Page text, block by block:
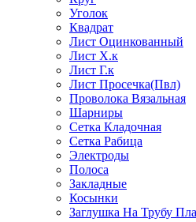
Уголок
Квадрат
Лист Оцинкованный
Лист Х.к
Лист Г.к
Лист Просечка(Пвл)
Проволока Вязальная
Шарниры
Сетка Кладочная
Сетка Рабица
Электроды
Полоса
Закладные
Косынки
Заглушка На Трубу